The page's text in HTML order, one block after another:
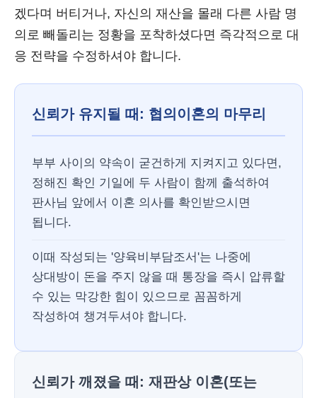
겠다며 버티거나, 자신의 재산을 몰래 다른 사람 명
의로 빼돌리는 정황을 포착하셨다면 즉각적으로 대
응 전략을 수정하셔야 합니다.
신뢰가 유지될 때: 협의이혼의 마무리
부부 사이의 약속이 굳건하게 지켜지고 있다면,
정해진 확인 기일에 두 사람이 함께 출석하여
판사님 앞에서 이혼 의사를 확인받으시면
됩니다.
이때 작성되는 '양육비부담조서'는 나중에
상대방이 돈을 주지 않을 때 통장을 즉시 압류할
수 있는 막강한 힘이 있으므로 꼼꼼하게
작성하여 챙겨두셔야 합니다.
신뢰가 깨졌을 때: 재판상 이혼(또는